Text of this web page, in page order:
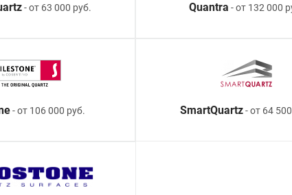
- от 63 000 руб. Quantra - от 132 000
- от 106 000 руб. SmartQuartz- от 64